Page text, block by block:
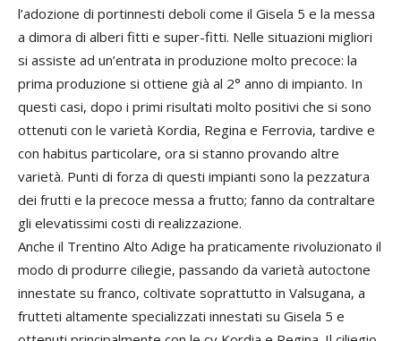
l’adozione di portinnesti deboli come il Gisela 5 e la messa
a dimora di alberi fitti e super-fitti. Nelle situazioni migliori
si assiste ad un’entrata in produzione molto precoce: la
prima produzione si ottiene già al 2° anno di impianto. In
questi casi, dopo i primi risultati molto positivi che si sono
ottenuti con le varietà Kordia, Regina e Ferrovia, tardive e
con habitus particolare, ora si stanno provando altre
varietà. Punti di forza di questi impianti sono la pezzatura
dei frutti e la precoce messa a frutto; fanno da contraltare
gli elevatissimi costi di realizzazione.
Anche il Trentino Alto Adige ha praticamente rivoluzionato il
modo di produrre ciliegie, passando da varietà autoctone
innestate su franco, coltivate soprattutto in Valsugana, a
frutteti altamente specializzati innestati su Gisela 5 e